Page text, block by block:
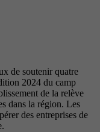
de soutenir quatre
2024 du camp
de la relève
dans la région. Les
des entreprises de